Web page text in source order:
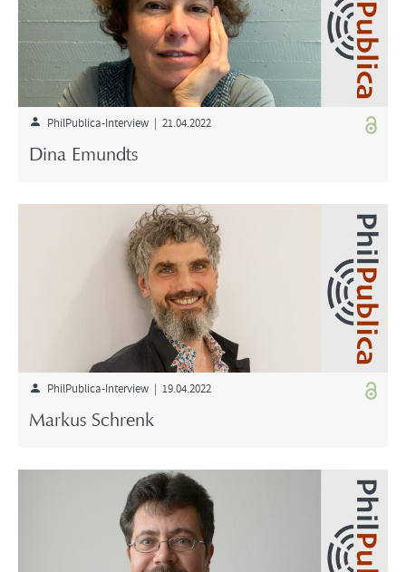
PhilPublica-Interview | 21.04.2022
Dina Emundts
PhilPublica-Interview | 19.04.2022
Markus Schrenk